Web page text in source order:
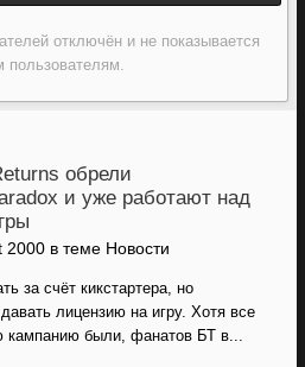
отключён и не показывается
пользователям.
обрели
и уже работают над
2000 в теме Новости
за счёт кикстартера, но
лицензию на игру. Хотя все
кампанию были, фанатов БТ в...